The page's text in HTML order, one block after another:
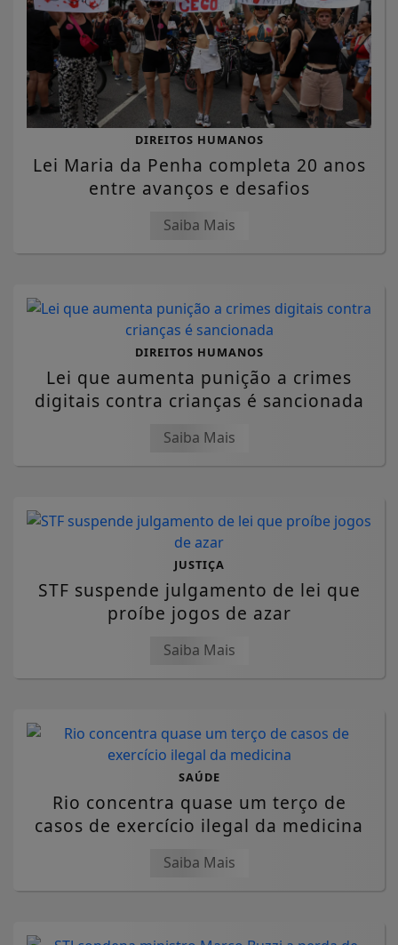
DIREITOS HUMANOS
Lei Maria da Penha completa 20 anos
entre avanços e desafios
Saiba Mais
DIREITOS HUMANOS
Lei que aumenta punição a crimes
digitais contra crianças é sancionada
Saiba Mais
JUSTIÇA
STF suspende julgamento de lei que
proíbe jogos de azar
Saiba Mais
SAÚDE
Rio concentra quase um terço de
casos de exercício ilegal da medicina
Saiba Mais